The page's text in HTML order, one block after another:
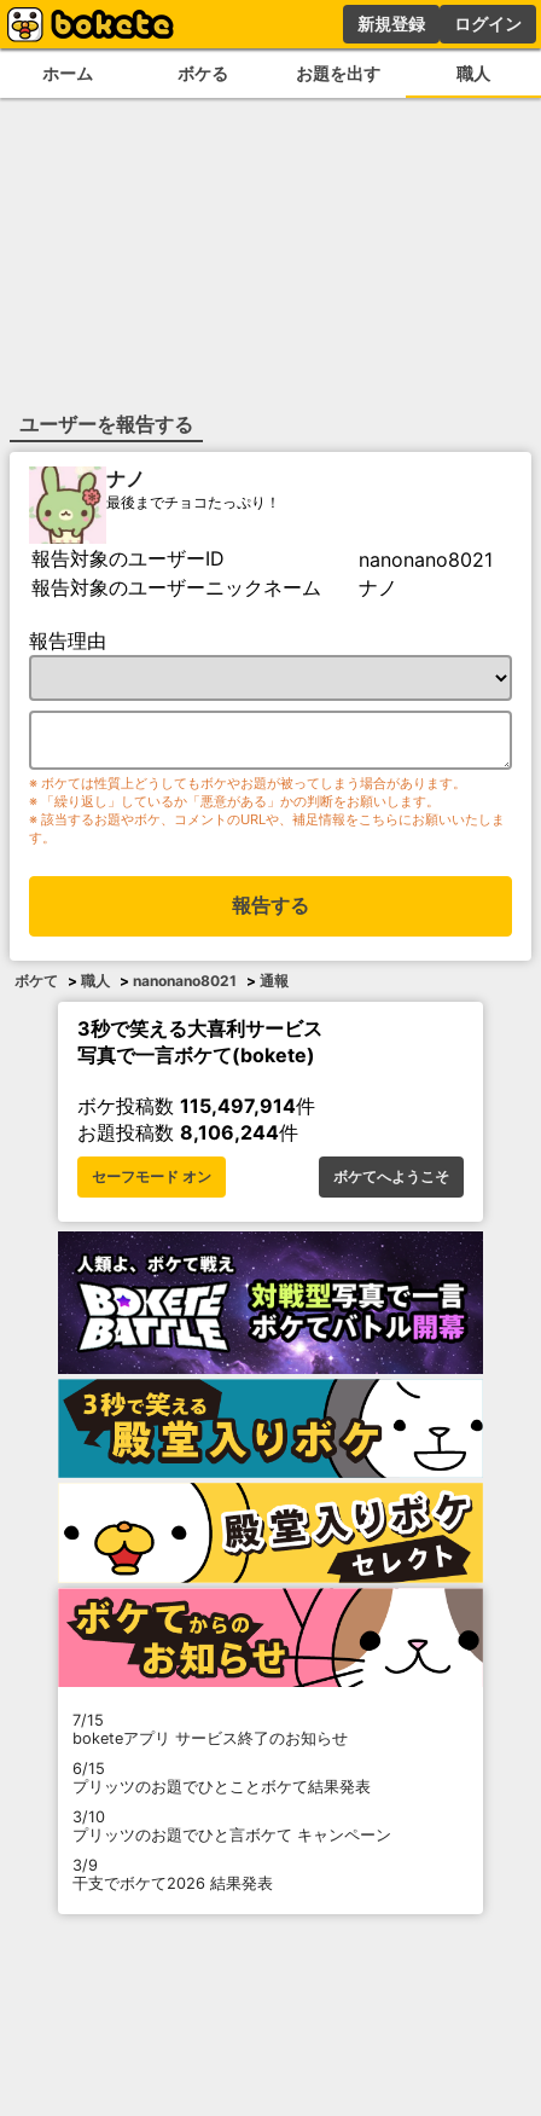
新規登録 ログイン
ホーム ボケる お題を出す 職人
ユーザーを報告する
ナノ
最後までチョコたっぷり！
報告対象のユーザーID
nanonano8021
報告対象のユーザーニックネーム
ナノ
報告理由
※ ボケては性質上どうしてもボケやお題が被ってしまう場合があります。
※ 「繰り返し」しているか「悪意がある」かの判断をお願いします。
※ 該当するお題やボケ、コメントのURLや、補足情報をこちらにお願いいたしま
す。
報告する
ボケて > 職人 > nanonano8021 > 通報
3秒で笑える大喜利サービス
写真で一言ボケて(bokete)
ボケ投稿数 115,497,914件
お題投稿数 8,106,244件
セーフモード オン ボケてへようこそ
7/15
boketeアプリ サービス終了のお知らせ
6/15
プリッツのお題でひとことボケて結果発表
3/10
プリッツのお題でひと言ボケて キャンペーン
3/9
干支でボケて2026 結果発表